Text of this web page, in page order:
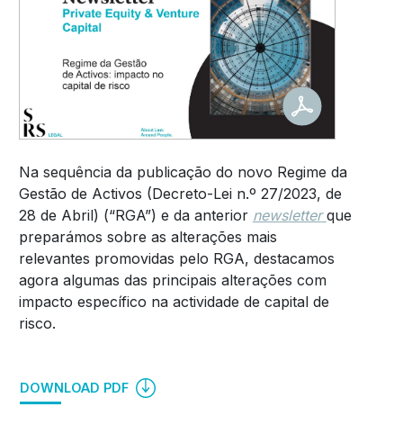
Na sequência da publicação do novo Regime da
Gestão de Activos (Decreto-Lei n.º 27/2023, de
28 de Abril) (“RGA”) e da anterior newsletter que
preparámos sobre as alterações mais
relevantes promovidas pelo RGA, destacamos
agora algumas das principais alterações com
impacto específico na actividade de capital de
risco.
DOWNLOAD PDF